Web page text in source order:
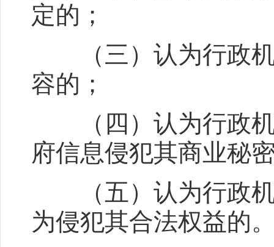
定的；
（三）认为行政机
容的；
（四）认为行政机
府信息侵犯其商业秘
（五）认为行政机
为侵犯其合法权益的